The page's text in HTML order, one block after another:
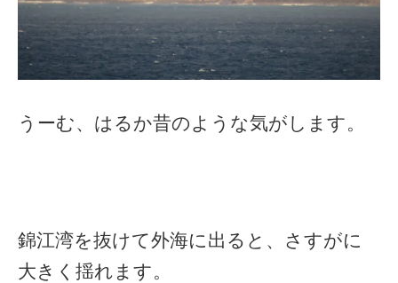
うーむ、はるか昔のような気がします。
錦江湾を抜けて外海に出ると、さすがに
大きく揺れます。